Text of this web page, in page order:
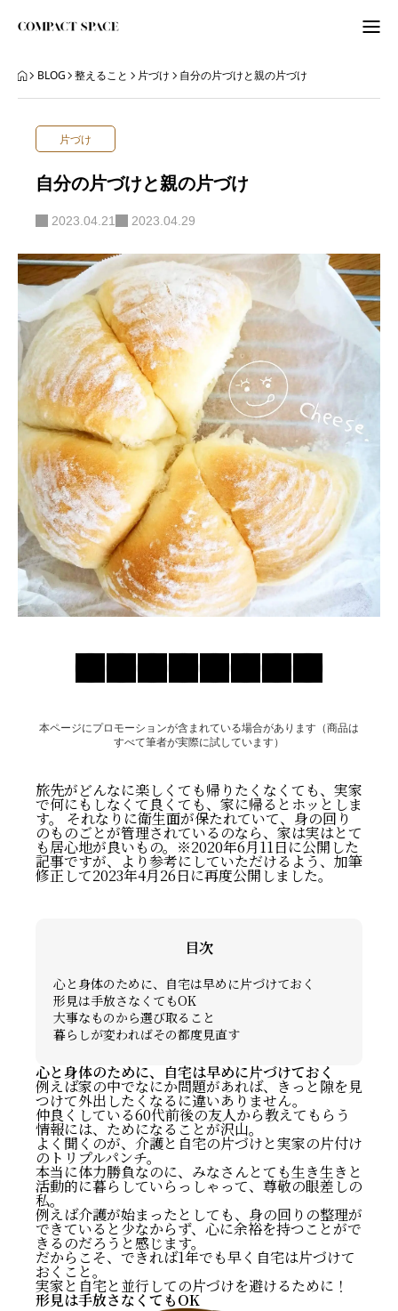
わたしのこと
BLOG
BLOG ABOUT LETTER
ニュースレター
お問い合わせ
BLOG 整えること 片づけ 自分の片づけと親の片づけ
片づけ
自分の片づけと親の片づけ
2023.04.21 2023.04.29
本ページにプロモーションが含まれている場合があります（商品は
すべて筆者が実際に試しています）
旅先がどんなに楽しくても帰りたくなくても、実家
で何にもしなくて良くても、家に帰るとホッとしま
す。 それなりに衛生面が保たれていて、身の回り
のものごとが管理されているのなら、家は実はとて
も居心地が良いもの。※2020年6月11日に公開した
記事ですが、より参考にしていただけるよう、加筆
修正して2023年4月26日に再度公開しました。
目次
心と身体のために、自宅は早めに片づけておく
形見は手放さなくてもOK
大事なものから選び取ること
暮らしが変わればその都度見直す
心と身体のために、自宅は早めに片づけておく
例えば家の中でなにか問題があれば、きっと隙を見
つけて外出したくなるに違いありません。
仲良くしている60代前後の友人から教えてもらう
情報には、ためになることが沢山。
よく聞くのが、介護と自宅の片づけと実家の片付け
のトリプルパンチ。
本当に体力勝負なのに、みなさんとても生き生きと
活動的に暮らしていらっしゃって、尊敬の眼差しの
私。
例えば介護が始まったとしても、身の回りの整理が
できていると少なからず、心に余裕を持つことがで
きるのだろうと感じます。
だからこそ、できれば1年でも早く自宅は片づけて
おくこと。
実家と自宅と並行しての片づけを避けるために！
形見は手放さなくてもOK